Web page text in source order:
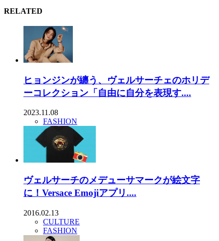
RELATED
ヒョンジンが纏う、ヴェルサーチェのホリデ
ーコレクション「自由に自分を表現す....
2023.11.08
FASHION
ヴェルサーチのメデューサマークが絵文字
に！Versace Emojiアプリ....
2016.02.13
CULTURE
FASHION